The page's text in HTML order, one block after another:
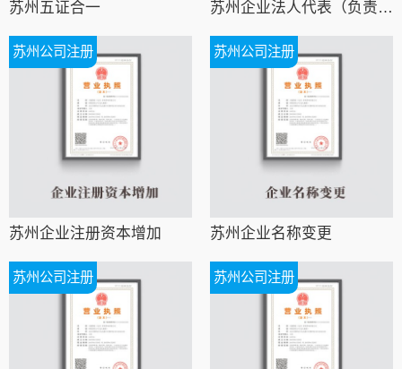
苏州五证合一 苏州企业法人代表（负责人）及董监事经理变更
苏州公司注册
苏州企业注册资本增加
苏州公司注册
苏州企业名称变更
苏州公司注册 苏州公司注册